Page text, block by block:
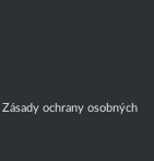
Zásady ochrany osobných